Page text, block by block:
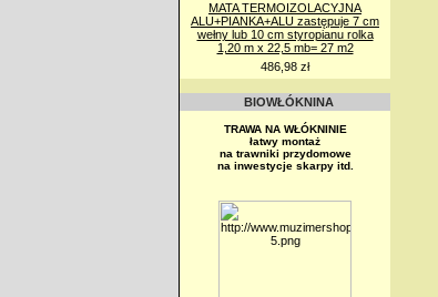
MATA TERMOIZOLACYJNA
ALU+PIANKA+ALU zastępuje 7 cm
wełny lub 10 cm styropianu rolka
1,20 m x 22,5 mb= 27 m2
486,98 zł
BIOWŁÓKNINA
TRAWA NA WŁÓKNINIE
łatwy montaż
na trawniki przydomowe
na inwestycje skarpy itd.